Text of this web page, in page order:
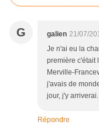
G galien 21/07/
Je n'ai eu la
première c'était
Merville-
j'avais de
jour, j'y
Répondre